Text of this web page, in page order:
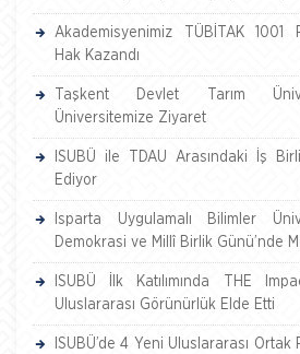
Akademisyenimiz TÜBİTAK 1001
Hak Kazandı
Taşkent Devlet Tarım
Üniversitemize Ziyaret
ISUBÜ ile TDAU Arasındaki İş
Ediyor
Isparta Uygulamalı Bilimler
Demokrasi ve Millî Birlik Günü’nde
ISUBÜ İlk Katılımında THE
Uluslararası Görünürlük Elde Etti
ISUBÜ’de 4 Yeni Uluslararası